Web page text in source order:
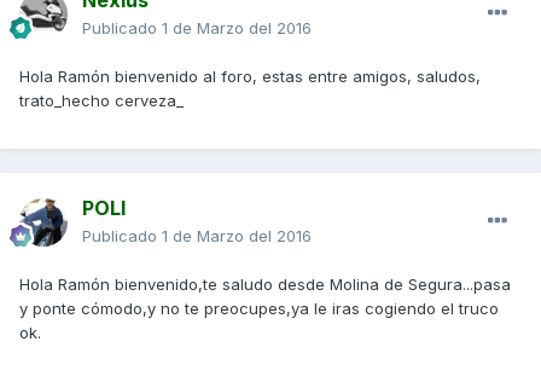
Publicado 1 de Marzo del 2016
Hola Ramón bienvenido al foro, estas entre amigos, saludos,
trato_hecho cerveza_
POLI
Publicado 1 de Marzo del 2016
Hola Ramón bienvenido,te saludo desde Molina de Segura...pasa
y ponte cómodo,y no te preocupes,ya le iras cogiendo el truco
ok.